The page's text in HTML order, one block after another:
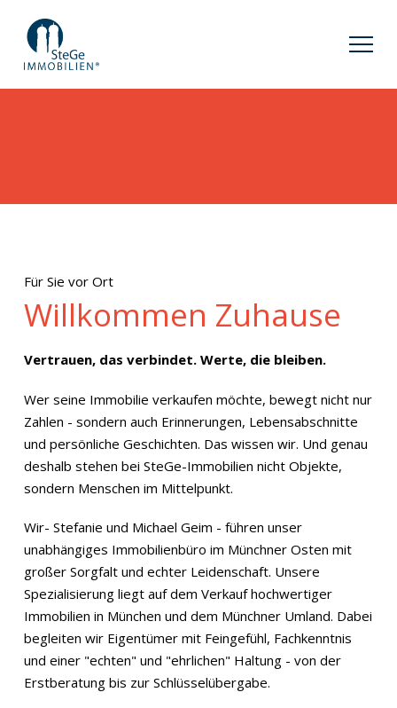
Für Sie vor Ort
Willkommen Zuhause
Vertrauen, das verbindet. Werte, die bleiben.
Wer seine Immobilie verkaufen möchte, bewegt nicht nur
Zahlen - sondern auch Erinnerungen, Lebensabschnitte
und persönliche Geschichten. Das wissen wir. Und genau
deshalb stehen bei SteGe-Immobilien nicht Objekte,
sondern Menschen im Mittelpunkt.
Wir- Stefanie und Michael Geim - führen unser
unabhängiges Immobilienbüro im Münchner Osten mit
großer Sorgfalt und echter Leidenschaft. Unsere
Spezialisierung liegt auf dem Verkauf hochwertiger
Immobilien in München und dem Münchner Umland. Dabei
begleiten wir Eigentümer mit Feingefühl, Fachkenntnis
und einer "echten" und "ehrlichen" Haltung - von der
Erstberatung bis zur Schlüsselübergabe.